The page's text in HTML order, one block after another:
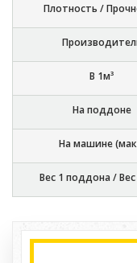
Плотность /
В 1м³
На поддоне
На машине
Вес 1 поддона /